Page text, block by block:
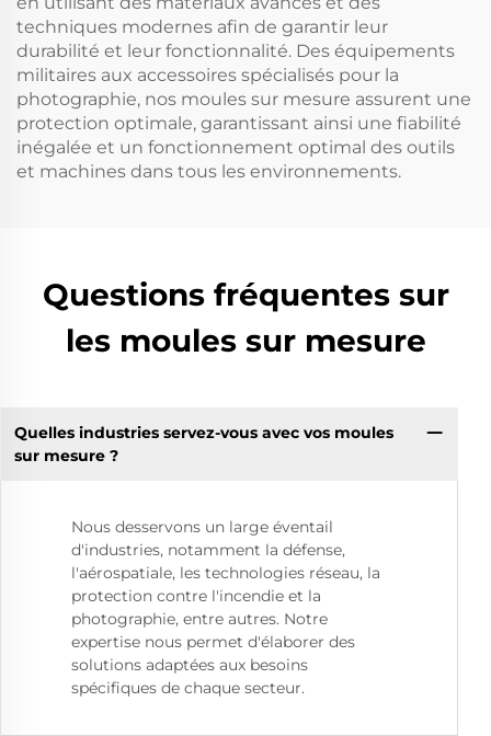
techniques modernes afin de garantir leur
durabilité et leur fonctionnalité. Des équipements
militaires aux accessoires spécialisés pour la
photographie, nos moules sur mesure assurent une
protection optimale, garantissant ainsi une fiabilité
inégalée et un fonctionnement optimal des outils
et machines dans tous les environnements.
Questions fréquentes sur
les moules sur mesure
Quelles industries servez-vous avec vos moules
sur mesure ?
Nous desservons un large éventail
d'industries, notamment la défense,
l'aérospatiale, les technologies réseau, la
protection contre l'incendie et la
photographie, entre autres. Notre
expertise nous permet d'élaborer des
solutions adaptées aux besoins
spécifiques de chaque secteur.